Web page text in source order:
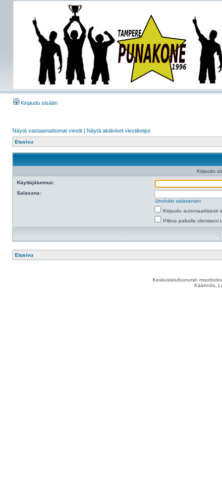
Kirjaudu sisään
Näytä vastaamattomat viestit | Näytä aktiiviset viestiketjut
Etusivu
Kirjaudu
Käyttäjätunnus:
Salasana:
Unohdin salasanani
Kirjaudu automaattisesti
Piilota paikalla olemiseni
Etusivu
Keskustelufoorumin
Käännös,